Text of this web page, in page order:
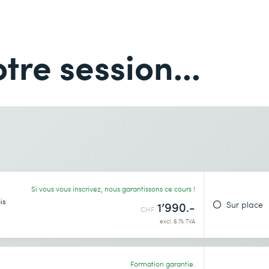
Téléphone *
session...
Si vous vous inscrivez, nous garantissons ce cours !
CHF 1’990.-
excl. 8.1% TVA
Sur place
Formation garantie.